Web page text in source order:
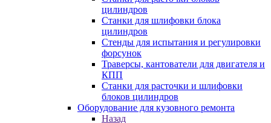
цилиндров
Станки для шлифовки блока
цилиндров
Стенды для испытания и регулировки
форсунок
Траверсы, кантователи для двигателя и
КПП
Станки для расточки и шлифовки
блоков цилиндров
Оборудование для кузовного ремонта
Назад